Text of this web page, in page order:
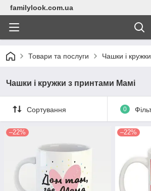
familylook.com.ua
Товари та послуги Чашки і
Чашки і кружки з принтами Мамі
Сортування 0
–22% –22%